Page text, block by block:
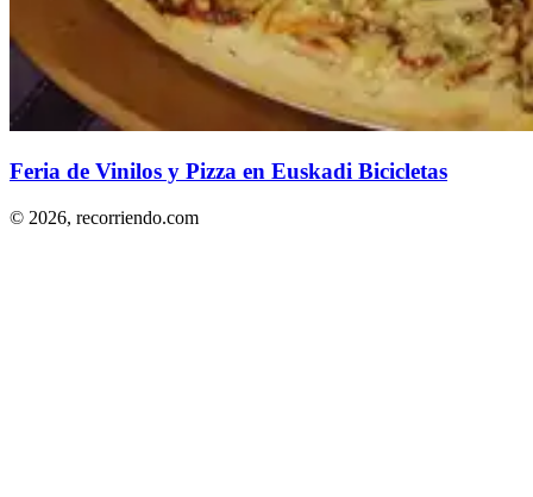
Feria de Vinilos y Pizza en Euskadi Bicicletas
© 2026, recorriendo.com